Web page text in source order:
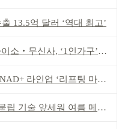
13.5억 달러 ‘역대 최고’
무신사, ‘1인가구’가 이끈다
라인업 ‘리프팅 마스크’ 출시
앞세워 여름 메이크업 시장 공략